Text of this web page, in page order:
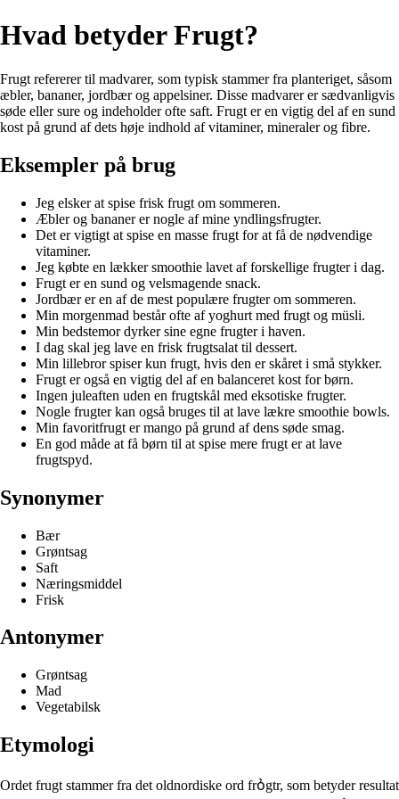
Hvad betyder Frugt?
Frugt refererer til madvarer, som typisk stammer fra planteriget, såsom
æbler, bananer, jordbær og appelsiner. Disse madvarer er sædvanligvis
søde eller sure og indeholder ofte saft. Frugt er en vigtig del af en sund
kost på grund af dets høje indhold af vitaminer, mineraler og fibre.
Eksempler på brug
Jeg elsker at spise frisk frugt om sommeren.
Æbler og bananer er nogle af mine yndlingsfrugter.
Det er vigtigt at spise en masse frugt for at få de nødvendige
vitaminer.
Jeg købte en lækker smoothie lavet af forskellige frugter i dag.
Frugt er en sund og velsmagende snack.
Jordbær er en af de mest populære frugter om sommeren.
Min morgenmad består ofte af yoghurt med frugt og müsli.
Min bedstemor dyrker sine egne frugter i haven.
I dag skal jeg lave en frisk frugtsalat til dessert.
Min lillebror spiser kun frugt, hvis den er skåret i små stykker.
Frugt er også en vigtig del af en balanceret kost for børn.
Ingen juleaften uden en frugtskål med eksotiske frugter.
Nogle frugter kan også bruges til at lave lækre smoothie bowls.
Min favoritfrugt er mango på grund af dens søde smag.
En god måde at få børn til at spise mere frugt er at lave
frugtspyd.
Synonymer
Bær
Grøntsag
Saft
Næringsmiddel
Frisk
Antonymer
Grøntsag
Mad
Vegetabilsk
Etymologi
Ordet frugt stammer fra det oldnordiske ord fro᷎gtr, som betyder resultat